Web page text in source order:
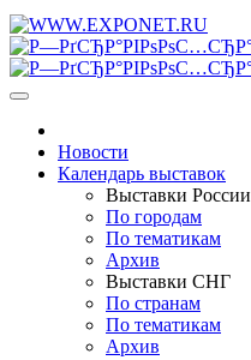
Новости
Календарь выставок
Выставки России
По городам
По тематикам
Архив
Выставки СНГ
По странам
По тематикам
Архив